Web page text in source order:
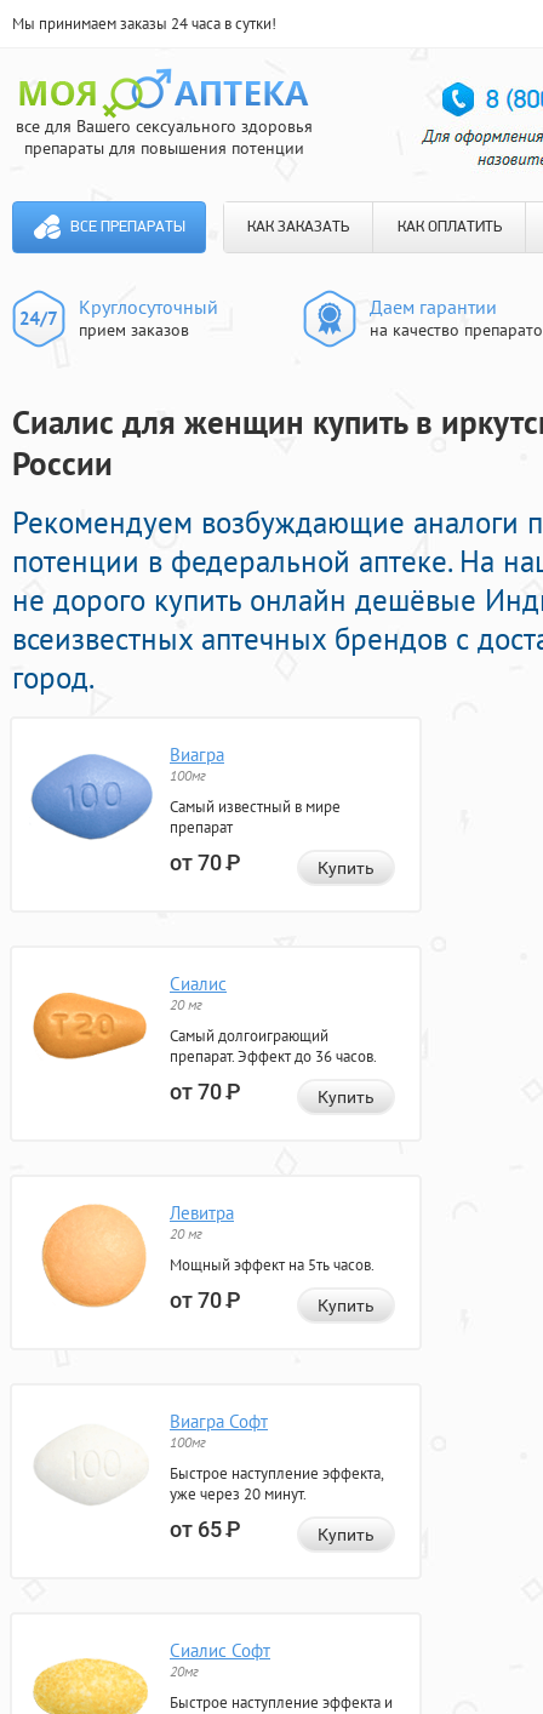
Мы принимаем заказы 24 часа в сутки!
все для Вашего сексуального здоровья
препараты для повышения потенции
ВСЕ ПРЕПАРАТЫ КАК ЗАКАЗАТЬ КАК ОПЛАТИТЬ
Круглосуточный
прием заказов
Даем гарантии
на качество
Сиалис для женщин купить в
России
Рекомендуем возбуждающие аналоги
потенции в федеральной аптеке. На
не дорого купить онлайн дешёвые
всеизвестных аптечных брендов с
город.
Виагра
100мг
Самый известный в мире
препарат
от 70Р Купить
Сиалис
20 мг
Самый долгоиграющий
препарат. Эффект до 36 часов.
от 70Р Купить
Левитра
20 мг
Мощный эффект на 5ть часов.
от 70Р Купить
Виагра Софт
100мг
Быстрое наступление эффекта,
уже через 20 минут.
от 65Р Купить
Сиалис Софт
20мг
Быстрое наступление эффекта и